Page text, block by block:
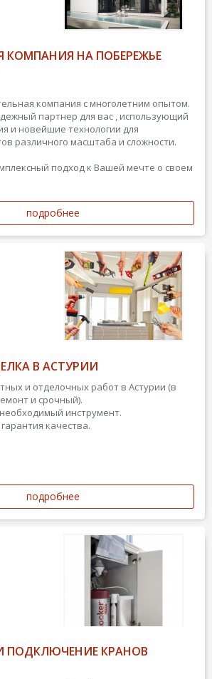
КОМПАНИЯ НА ПОБЕРЕЖЬЕ
компания с многолетним опытом.
партнер для вас , использующий
и новейшие технологии для
различного масштаба и сложности.
подход к Вашей мечте о своем
подробнее
В АСТУРИИ
и отделочных работ в Астурии (в
и срочный).
инструмент.
качества.
подробнее
ПОДКЛЮЧЕНИЕ КРАНОВ